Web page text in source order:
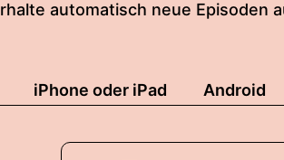
automatisch neue Episoden
iPhone oder iPad Android